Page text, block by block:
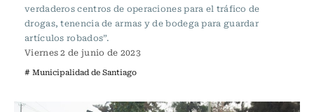
verdaderos centros de operaciones para el tráfico de
drogas, tenencia de armas y de bodega para guardar
artículos robados”.
Viernes 2 de junio de 2023
# Municipalidad de Santiago